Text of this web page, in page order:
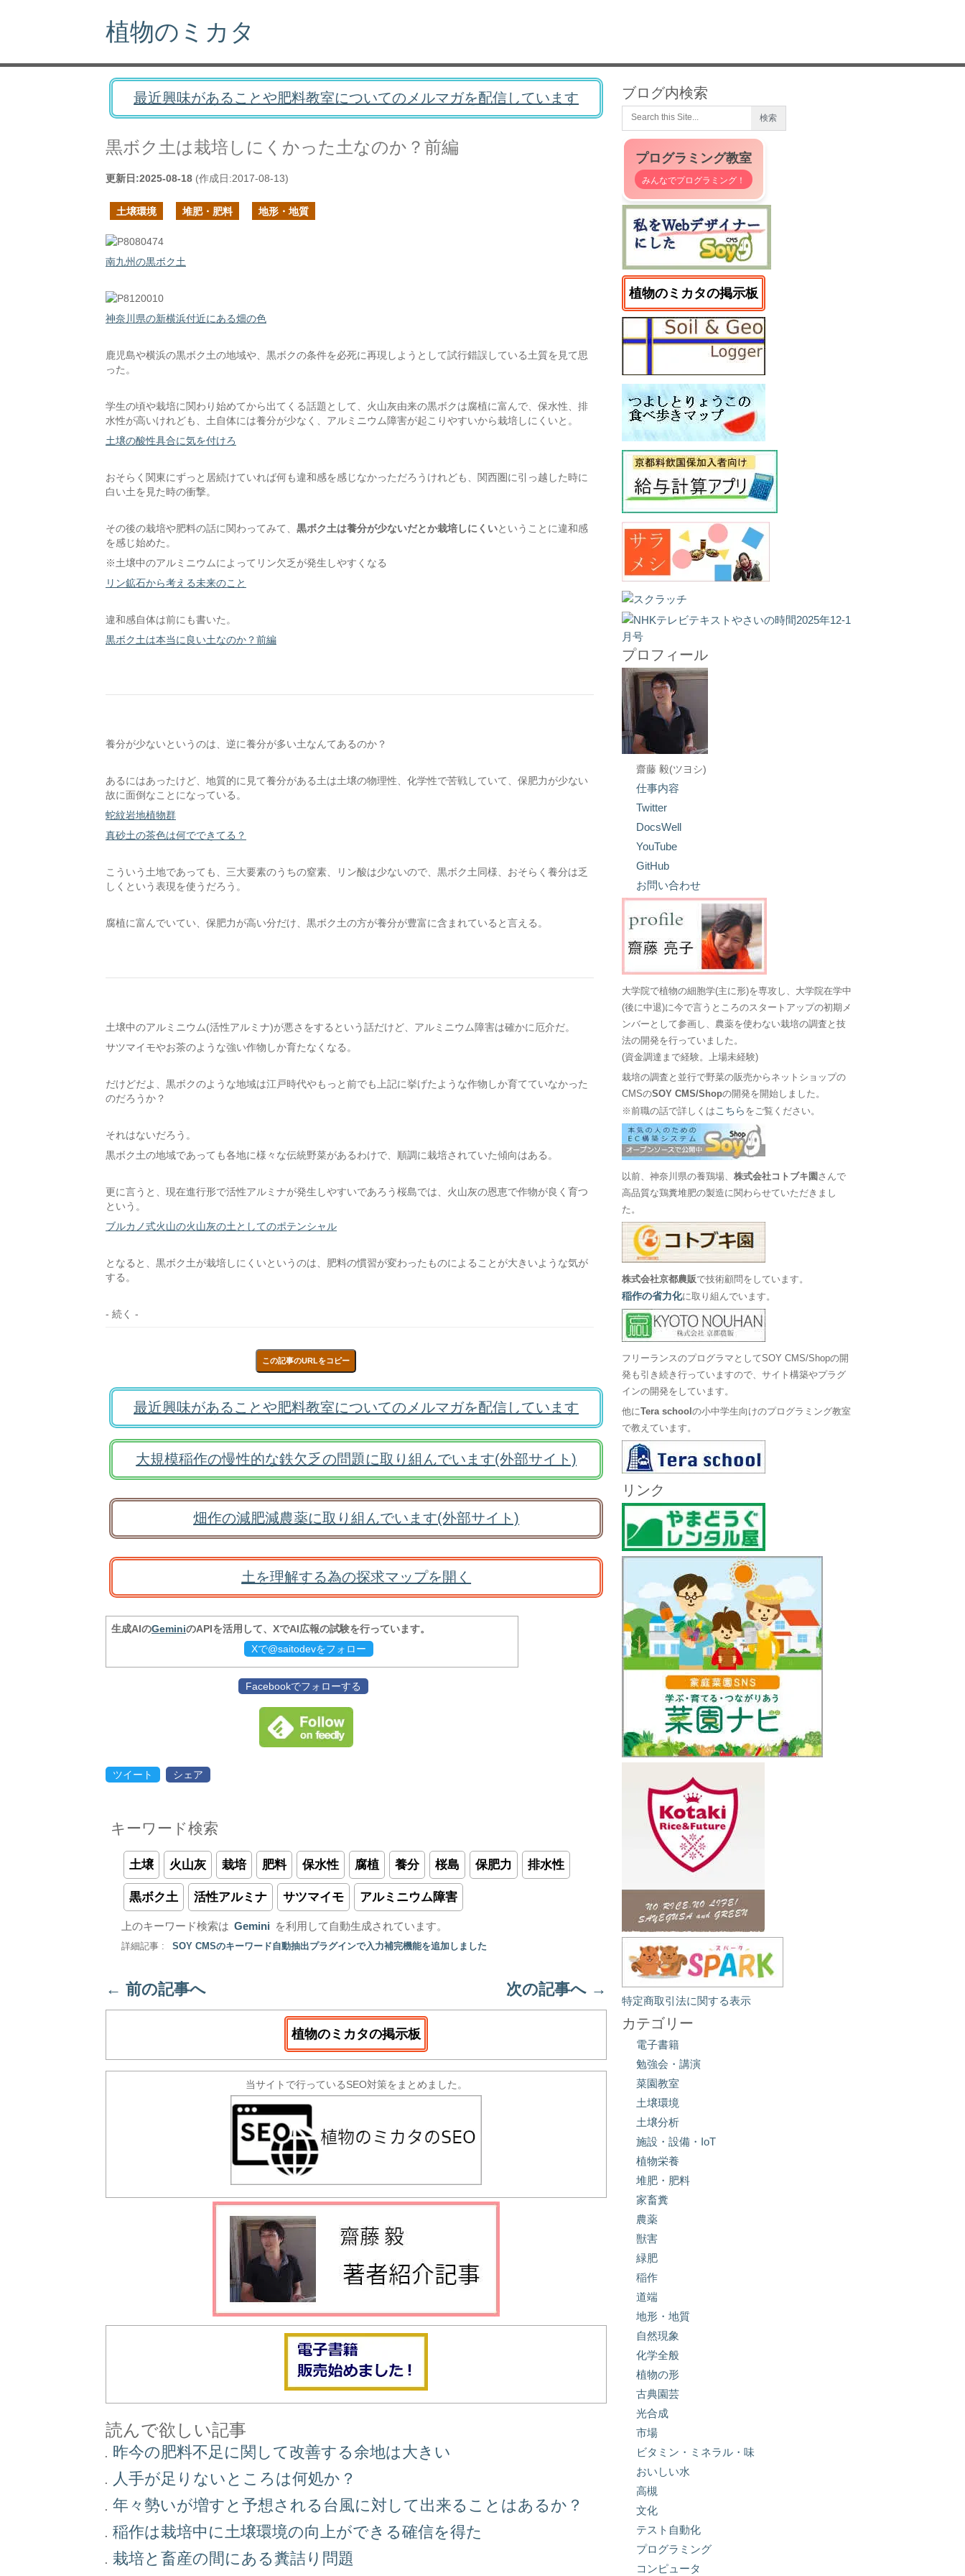
植物のミカタ
最近興味があることや肥料教室についてのメルマガを配信しています
黒ボク土は栽培しにくかった土なのか？前編
更新日:2025-08-18 (作成日:2017-08-13)
土壌環境 堆肥・肥料 地形・地質
南九州の黒ボク土
神奈川県の新横浜付近にある畑の色
鹿児島や横浜の黒ボク土の地域や、黒ボクの条件を必死に再現しようとして試行錯誤している土質を見て思
った。
学生の頃や栽培に関わり始めてから出てくる話題として、火山灰由来の黒ボクは腐植に富んで、保水性、排
水性が高いけれども、土自体には養分が少なく、アルミニウム障害が起こりやすいから栽培しにくいと。
土壌の酸性具合に気を付けろ
おそらく関東にずっと居続けていれば何も違和感を感じなかっただろうけれども、関西圏に引っ越した時に
白い土を見た時の衝撃。
その後の栽培や肥料の話に関わってみて、 黒ボク土は養分が少ないだとか栽培しにくいということに違和感
を感じ始めた。
※土壌中のアルミニウムによってリン欠乏が発生しやすくなる
リン鉱石から考える未来のこと
違和感自体は前にも書いた。
黒ボク土は本当に良い土なのか？前編
養分が少ないというのは、逆に養分が多い土なんてあるのか？
あるにはあったけど、地質的に見て養分がある土は土壌の物理性、化学性で苦戦していて、保肥力が少ない
故に面倒なことになっている。
蛇紋岩地植物群
真砂土の茶色は何でできてる？
こういう土地であっても、三大要素のうちの窒素、リン酸は少ないので、黒ボク土同様、おそらく養分は乏
しくという表現を使うだろう。
腐植に富んでいてい、保肥力が高い分だけ、黒ボク土の方が養分が豊富に含まれていると言える。
土壌中のアルミニウム(活性アルミナ)が悪さをするという話だけど、アルミニウム障害は確かに厄介だ。
サツマイモやお茶のような強い作物しか育たなくなる。
だけどだよ、黒ボクのような地域は江戸時代やもっと前でも上記に挙げたような作物しか育てていなかった
のだろうか？
それはないだろう。
黒ボク土の地域であっても各地に様々な伝統野菜があるわけで、順調に栽培されていた傾向はある。
更に言うと、現在進行形で活性アルミナが発生しやすいであろう桜島では、火山灰の恩恵で作物が良く育つ
という。
ブルカノ式火山の火山灰の土としてのポテンシャル
となると、黒ボク土が栽培しにくいというのは、肥料の慣習が変わったものによることが大きいような気が
する。
- 続く -
この記事のURLをコピー
最近興味があることや肥料教室についてのメルマガを配信しています
大規模稲作の慢性的な鉄欠乏の問題に取り組んでいます(外部サイト)
畑作の減肥減農薬に取り組んでいます(外部サイト)
土を理解する為の探求マップを開く
生成AIのGeminiのAPIを活用して、XでAI広報の試験を行っています。
Xで@saitodevをフォロー
Facebookでフォローする
ツイート シェア
キーワード検索
土壌 火山灰 栽培 肥料 保水性 腐植 養分 桜島 保肥力 排水性
黒ボク土 活性アルミナ サツマイモ アルミニウム障害
上のキーワード検索は Gemini を利用して自動生成されています。
詳細記事 : SOY CMSのキーワード自動抽出プラグインで入力補完機能を追加しました
← 前の記事へ 次の記事へ →
植物のミカタの掲示板
当サイトで行っているSEO対策をまとめました。
読んで欲しい記事
昨今の肥料不足に関して改善する余地は大きい
人手が足りないところは何処か？
年々勢いが増すと予想される台風に対して出来ることはあるか？
稲作は栽培中に土壌環境の向上ができる確信を得た
栽培と畜産の間にある糞詰り問題
ブログ内検索
プログラミング教室
みんなでプログラミング！
植物のミカタの掲示板
プロフィール
齋藤 毅(ツヨシ)
仕事内容
Twitter
DocsWell
YouTube
GitHub
お問い合わせ
大学院で植物の細胞学(主に形)を専攻し、大学院在学中
(後に中退)に今で言うところのスタートアップの初期メ
ンバーとして参画し、農薬を使わない栽培の調査と技
法の開発を行っていました。
(資金調達まで経験。上場未経験)
栽培の調査と並行で野菜の販売からネットショップの
CMSのSOY CMS/Shopの開発を開始しました。
※前職の話で詳しくは こちら をご覧ください。
以前、神奈川県の養鶏場、株式会社コトブキ園 さんで
高品質な鶏糞堆肥の製造に関わらせていただきまし
た。
株式会社京都農販で技術顧問をしています。
稲作の省力化に取り組んでいます。
フリーランスのプログラマとしてSOY CMS/Shopの開
発も引き続き行っていますので、サイト構築やプラグ
インの開発をしています。
他にTera schoolの小中学生向けのプログラミング教室
で教えています。
リンク
特定商取引法に関する表示
カテゴリー
電子書籍
勉強会・講演
菜園教室
土壌環境
土壌分析
施設・設備・IoT
植物栄養
堆肥・肥料
家畜糞
農薬
獣害
緑肥
稲作
道端
地形・地質
自然現象
化学全般
植物の形
古典園芸
光合成
市場
ビタミン・ミネラル・味
おいしい水
高槻
文化
テスト自動化
プログラミング
コンピュータ